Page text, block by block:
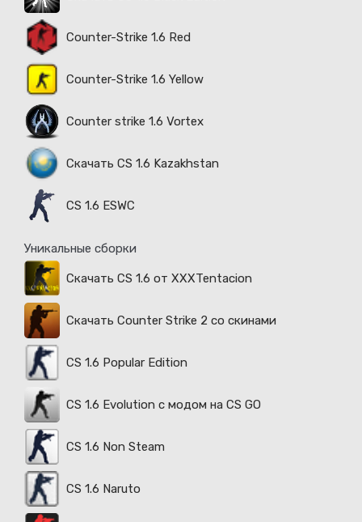
Counter-Strike 1.6 Red
Counter-Strike 1.6 Yellow
Counter strike 1.6 Vortex
Скачать CS 1.6 Kazakhstan
CS 1.6 ESWC
Уникальные сборки
Скачать CS 1.6 от XXXTentacion
Скачать Counter Strike 2 со скинами
CS 1.6 Popular Edition
CS 1.6 Evolution с модом на CS GO
CS 1.6 Non Steam
CS 1.6 Naruto